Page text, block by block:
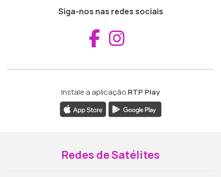
Siga-nos nas redes sociais
Aceder ao
Instale a aplicação RTP Play
Redes de Satélites